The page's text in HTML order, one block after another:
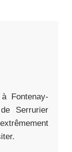
Fontenay-
Serrurier